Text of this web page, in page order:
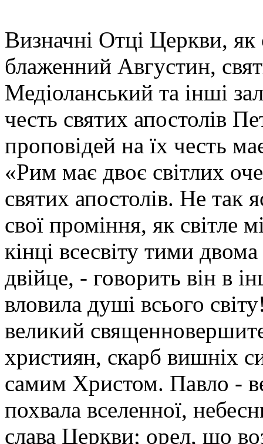
Визначні Отці Церкви, як
блаженний Августин,
Медіоланський та інші
честь святих апостолів
проповідей на їх честь
«Рим має двоє світлих
святих апостолів. Не так
свої проміння, як світле
кінці всесвіту тими
двійце, - говорить він в
вловила душі всього
великий
християн, скарб вишніх
самим Христом. Павло -
похвала вселенної,
слава Церкви; орел, що